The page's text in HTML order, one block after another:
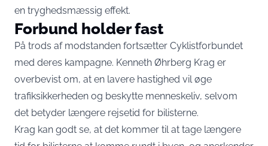
en tryghedsmæssig effekt.
Forbund holder fast
På trods af modstanden fortsætter Cyklistforbundet
med deres kampagne. Kenneth Øhrberg Krag er
overbevist om, at en lavere hastighed vil øge
trafiksikkerheden og beskytte menneskeliv, selvom
det betyder længere rejsetid for bilisterne.
Krag kan godt se, at det kommer til at tage længere